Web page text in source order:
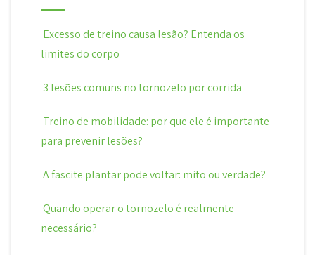
Excesso de treino causa lesão? Entenda os
limites do corpo
3 lesões comuns no tornozelo por corrida
Treino de mobilidade: por que ele é importante
para prevenir lesões?
A fascite plantar pode voltar: mito ou verdade?
Quando operar o tornozelo é realmente
necessário?